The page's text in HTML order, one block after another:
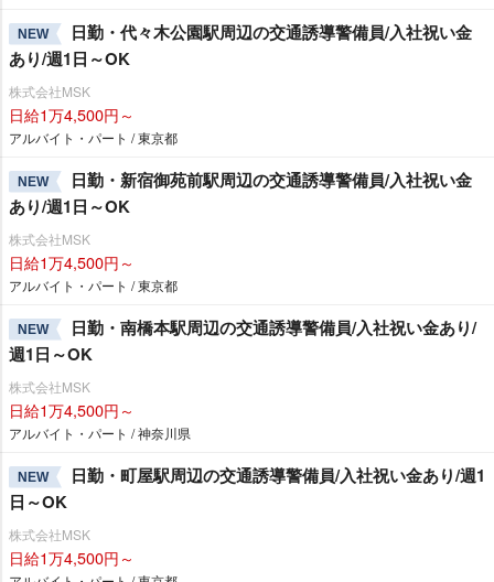
NEW
日勤・代々木公園駅周辺の交通誘導警備員/入社祝い金
あり/週1日～OK
株式会社MSK
日給1万4,500円～
アルバイト・パート / 東京都
NEW
日勤・新宿御苑前駅周辺の交通誘導警備員/入社祝い金
あり/週1日～OK
株式会社MSK
日給1万4,500円～
アルバイト・パート / 東京都
NEW
日勤・南橋本駅周辺の交通誘導警備員/入社祝い金あり/
週1日～OK
株式会社MSK
日給1万4,500円～
アルバイト・パート / 神奈川県
NEW
日勤・町屋駅周辺の交通誘導警備員/入社祝い金あり/週1
日～OK
株式会社MSK
日給1万4,500円～